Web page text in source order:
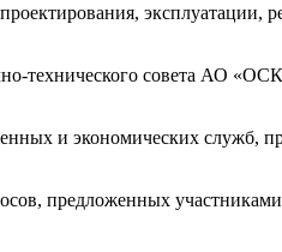
эксплуатации,
технического совета АО
и экономических служб,
предложенных